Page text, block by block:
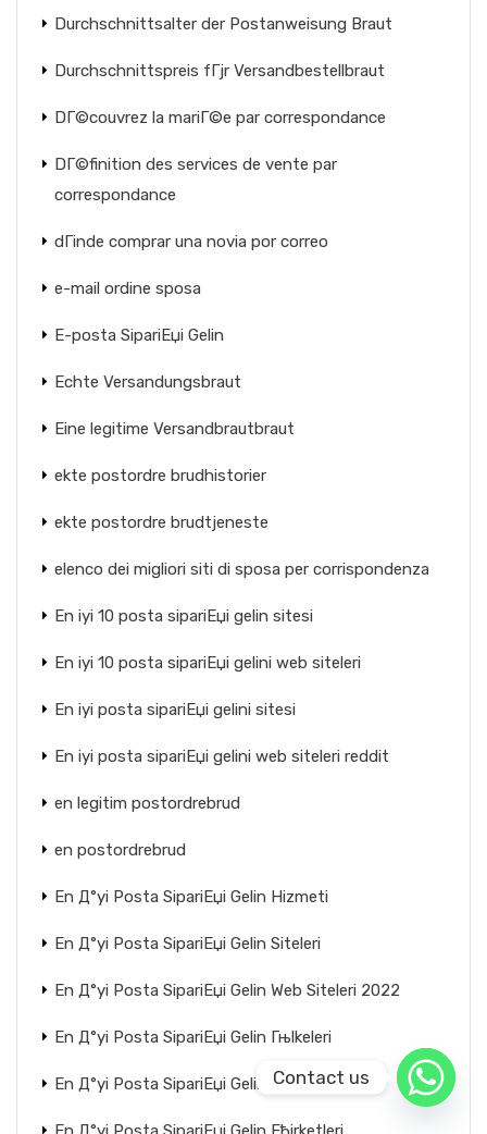
Durchschnittsalter der Postanweisung Braut
Durchschnittspreis fГјr Versandbestellbraut
DГ©couvrez la mariГ©e par correspondance
DГ©finition des services de vente par
correspondance
dГіnde comprar una novia por correo
e-mail ordine sposa
E-posta SipariЕџi Gelin
Echte Versandungsbraut
Eine legitime Versandbrautbraut
ekte postordre brudhistorier
ekte postordre brudtjeneste
elenco dei migliori siti di sposa per corrispondenza
En iyi 10 posta sipariЕџi gelin sitesi
En iyi 10 posta sipariЕџi gelini web siteleri
En iyi posta sipariЕџi gelini sitesi
En iyi posta sipariЕџi gelini web siteleri reddit
en legitim postordrebrud
en postordrebrud
En Д°yi Posta SipariЕџi Gelin Hizmeti
En Д°yi Posta SipariЕџi Gelin Siteleri
En Д°yi Posta SipariЕџi Gelin Web Siteleri 2022
En Д°yi Posta SipariЕџi Gelin Гњlkeleri
En Д°yi Posta SipariЕџi Gelin Ећirketi
Contact us